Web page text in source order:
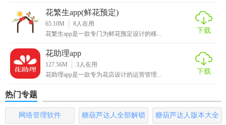
还可以从旧用户中提取现金并快速进入帐户，轻松贷款。
提供公积金或社会保障信息，并有机会增加金额哦。
花繁生app(鲜花预定)
65.10M 8人在用
花繁生app是一款专门为鲜花预定设计的移...
下载
花助理app
127.56M 3人在用
花助理app是一款专为花店设计的运营管理...
下载
热门专题
网络管理软件
糖葫芦达人全部解锁
糖葫芦达人版本大全